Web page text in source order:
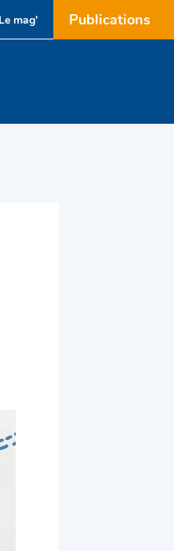
Le mag' Publications